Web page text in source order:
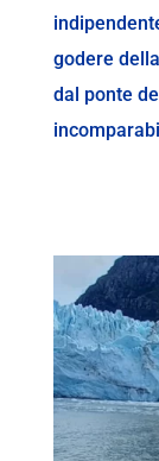
godere
dal ponte